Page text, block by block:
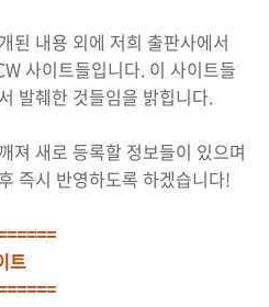
된 내용 외에 저희 출판사에서
사이트들입니다. 이 사이트들
발췌한 것들임을 밝힙니다.
져 새로 등록할 정보들이 있으며
즉시 반영하도록 하겠습니다!
트